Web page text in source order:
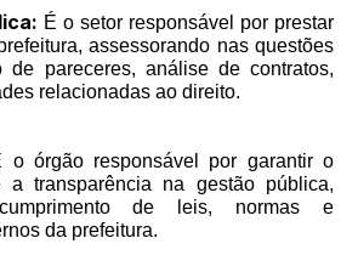
É o setor responsável por prestar
assessorando nas questões
de pareceres, análise de contratos,
relacionadas ao direito.
o órgão responsável por garantir o
a transparência na gestão pública,
de leis, normas e
da prefeitura.